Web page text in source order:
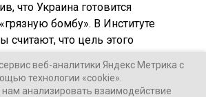
что Украина готовится
бомбу». В Институте
считают, что цель этого
Запада Украине».
отмечают, что заявления
веб-аналитики Яндекс Метрика с
технологии «cookie».
нам анализировать взаимодействие